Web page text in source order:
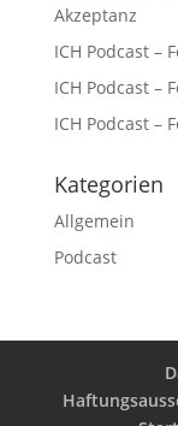
Akzeptanz
ICH Podcast –
ICH Podcast –
ICH Podcast –
Kategorien
Allgemein
Podcast